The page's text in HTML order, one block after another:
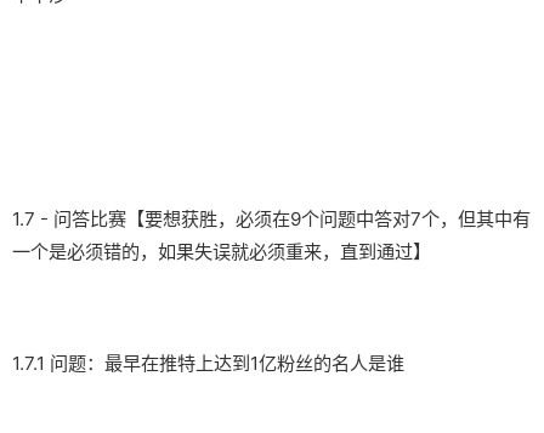
1.7 - 问答比赛【要想获胜，必须在9个问题中答对7个，但其中有
一个是必须错的，如果失误就必须重来，直到通过】
1.7.1 问题：最早在推特上达到1亿粉丝的名人是谁